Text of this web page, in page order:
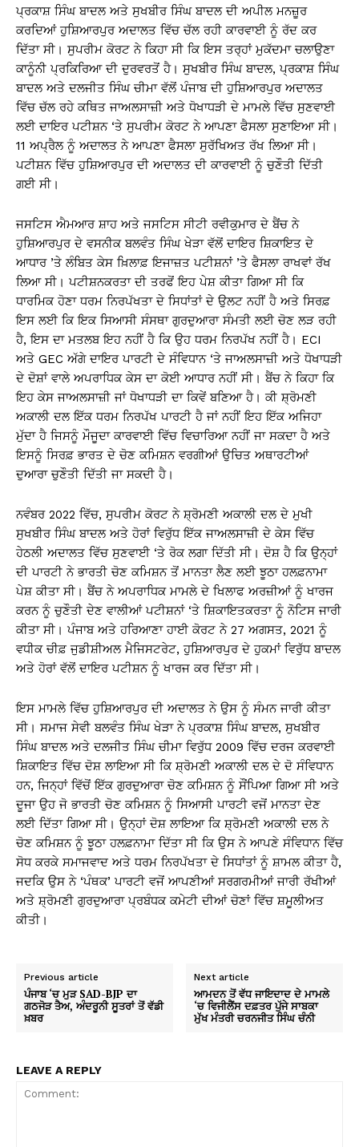
ਪ੍ਰਕਾਸ਼ ਸਿੰਘ ਬਾਦਲ ਅਤੇ ਸੁਖਬੀਰ ਸਿੰਘ ਬਾਦਲ ਦੀ ਅਪੀਲ ਮਨਜ਼ੂਰ
ਕਰਦਿਆਂ ਹੁਸ਼ਿਆਰਪੁਰ ਅਦਾਲਤ ਵਿੱਚ ਚੱਲ ਰਹੀ ਕਾਰਵਾਈ ਨੂੰ ਰੱਦ ਕਰ
ਦਿੱਤਾ ਸੀ। ਸੁਪਰੀਮ ਕੋਰਟ ਨੇ ਕਿਹਾ ਸੀ ਕਿ ਇਸ ਤਰ੍ਹਾਂ ਮੁਕੱਦਮਾ ਚਲਾਉਣਾ
ਕਾਨੂੰਨੀ ਪ੍ਰਕਿਰਿਆ ਦੀ ਦੁਰਵਰਤੋਂ ਹੈ। ਸੁਖਬੀਰ ਸਿੰਘ ਬਾਦਲ, ਪ੍ਰਕਾਸ਼ ਸਿੰਘ
ਬਾਦਲ ਅਤੇ ਦਲਜੀਤ ਸਿੰਘ ਚੀਮਾ ਵੱਲੋਂ ਪੰਜਾਬ ਦੀ ਹੁਸ਼ਿਆਰਪੁਰ ਅਦਾਲਤ
ਵਿੱਚ ਚੱਲ ਰਹੇ ਕਥਿਤ ਜਾਅਲਸਾਜ਼ੀ ਅਤੇ ਧੋਖਾਧੜੀ ਦੇ ਮਾਮਲੇ ਵਿੱਚ ਸੁਣਵਾਈ
ਲਈ ਦਾਇਰ ਪਟੀਸ਼ਨ ‘ਤੇ ਸੁਪਰੀਮ ਕੋਰਟ ਨੇ ਆਪਣਾ ਫੈਸਲਾ ਸੁਣਾਇਆ ਸੀ।
11 ਅਪ੍ਰੈਲ ਨੂੰ ਅਦਾਲਤ ਨੇ ਆਪਣਾ ਫੈਸਲਾ ਸੁਰੱਖਿਅਤ ਰੱਖ ਲਿਆ ਸੀ।
ਪਟੀਸ਼ਨ ਵਿੱਚ ਹੁਸ਼ਿਆਰਪੁਰ ਦੀ ਅਦਾਲਤ ਦੀ ਕਾਰਵਾਈ ਨੂੰ ਚੁਣੌਤੀ ਦਿੱਤੀ
ਗਈ ਸੀ।
ਜਸਟਿਸ ਐਮਆਰ ਸ਼ਾਹ ਅਤੇ ਜਸਟਿਸ ਸੀਟੀ ਰਵੀਕੁਮਾਰ ਦੇ ਬੈਂਚ ਨੇ
ਹੁਸ਼ਿਆਰਪੁਰ ਦੇ ਵਸਨੀਕ ਬਲਵੰਤ ਸਿੰਘ ਖੇੜਾ ਵੱਲੋਂ ਦਾਇਰ ਸ਼ਿਕਾਇਤ ਦੇ
ਆਧਾਰ ’ਤੇ ਲੰਬਿਤ ਕੇਸ ਖ਼ਿਲਾਫ਼ ਇਜਾਜ਼ਤ ਪਟੀਸ਼ਨਾਂ ’ਤੇ ਫੈਸਲਾ ਰਾਖਵਾਂ ਰੱਖ
ਲਿਆ ਸੀ। ਪਟੀਸ਼ਨਕਰਤਾ ਦੀ ਤਰਫੋਂ ਇਹ ਪੇਸ਼ ਕੀਤਾ ਗਿਆ ਸੀ ਕਿ
ਧਾਰਮਿਕ ਹੋਣਾ ਧਰਮ ਨਿਰਪੱਖਤਾ ਦੇ ਸਿਧਾਂਤਾਂ ਦੇ ਉਲਟ ਨਹੀਂ ਹੈ ਅਤੇ ਸਿਰਫ਼
ਇਸ ਲਈ ਕਿ ਇਕ ਸਿਆਸੀ ਸੰਸਥਾ ਗੁਰਦੁਆਰਾ ਸੰਮਤੀ ਲਈ ਚੋਣ ਲੜ ਰਹੀ
ਹੈ, ਇਸ ਦਾ ਮਤਲਬ ਇਹ ਨਹੀਂ ਹੈ ਕਿ ਉਹ ਧਰਮ ਨਿਰਪੱਖ ਨਹੀਂ ਹੈ। ECI
ਅਤੇ GEC ਅੱਗੇ ਦਾਇਰ ਪਾਰਟੀ ਦੇ ਸੰਵਿਧਾਨ ‘ਤੇ ਜਾਅਲਸਾਜ਼ੀ ਅਤੇ ਧੋਖਾਧੜੀ
ਦੇ ਦੋਸ਼ਾਂ ਵਾਲੇ ਅਪਰਾਧਿਕ ਕੇਸ ਦਾ ਕੋਈ ਆਧਾਰ ਨਹੀਂ ਸੀ। ਬੈਂਚ ਨੇ ਕਿਹਾ ਕਿ
ਇਹ ਕੇਸ ਜਾਅਲਸਾਜ਼ੀ ਜਾਂ ਧੋਖਾਧੜੀ ਦਾ ਕਿਵੇਂ ਬਣਿਆ ਹੈ। ਕੀ ਸ਼੍ਰੋਮਣੀ
ਅਕਾਲੀ ਦਲ ਇੱਕ ਧਰਮ ਨਿਰਪੱਖ ਪਾਰਟੀ ਹੈ ਜਾਂ ਨਹੀਂ ਇਹ ਇੱਕ ਅਜਿਹਾ
ਮੁੱਦਾ ਹੈ ਜਿਸਨੂੰ ਮੌਜੂਦਾ ਕਾਰਵਾਈ ਵਿੱਚ ਵਿਚਾਰਿਆ ਨਹੀਂ ਜਾ ਸਕਦਾ ਹੈ ਅਤੇ
ਇਸਨੂੰ ਸਿਰਫ਼ ਭਾਰਤ ਦੇ ਚੋਣ ਕਮਿਸ਼ਨ ਵਰਗੀਆਂ ਉਚਿਤ ਅਥਾਰਟੀਆਂ
ਦੁਆਰਾ ਚੁਣੌਤੀ ਦਿੱਤੀ ਜਾ ਸਕਦੀ ਹੈ।
ਨਵੰਬਰ 2022 ਵਿੱਚ, ਸੁਪਰੀਮ ਕੋਰਟ ਨੇ ਸ਼੍ਰੋਮਣੀ ਅਕਾਲੀ ਦਲ ਦੇ ਮੁਖੀ
ਸੁਖਬੀਰ ਸਿੰਘ ਬਾਦਲ ਅਤੇ ਹੋਰਾਂ ਵਿਰੁੱਧ ਇੱਕ ਜਾਅਲਸਾਜ਼ੀ ਦੇ ਕੇਸ ਵਿੱਚ
ਹੇਠਲੀ ਅਦਾਲਤ ਵਿੱਚ ਸੁਣਵਾਈ ‘ਤੇ ਰੋਕ ਲਗਾ ਦਿੱਤੀ ਸੀ। ਦੋਸ਼ ਹੈ ਕਿ ਉਨ੍ਹਾਂ
ਦੀ ਪਾਰਟੀ ਨੇ ਭਾਰਤੀ ਚੋਣ ਕਮਿਸ਼ਨ ਤੋਂ ਮਾਨਤਾ ਲੈਣ ਲਈ ਝੂਠਾ ਹਲਫ਼ਨਾਮਾ
ਪੇਸ਼ ਕੀਤਾ ਸੀ। ਬੈਂਚ ਨੇ ਅਪਰਾਧਿਕ ਮਾਮਲੇ ਦੇ ਖਿਲਾਫ ਅਰਜ਼ੀਆਂ ਨੂੰ ਖਾਰਜ
ਕਰਨ ਨੂੰ ਚੁਣੌਤੀ ਦੇਣ ਵਾਲੀਆਂ ਪਟੀਸ਼ਨਾਂ ‘ਤੇ ਸ਼ਿਕਾਇਤਕਰਤਾ ਨੂੰ ਨੋਟਿਸ ਜਾਰੀ
ਕੀਤਾ ਸੀ। ਪੰਜਾਬ ਅਤੇ ਹਰਿਆਣਾ ਹਾਈ ਕੋਰਟ ਨੇ 27 ਅਗਸਤ, 2021 ਨੂੰ
ਵਧੀਕ ਚੀਫ਼ ਜੁਡੀਸ਼ੀਅਲ ਮੈਜਿਸਟਰੇਟ, ਹੁਸ਼ਿਆਰਪੁਰ ਦੇ ਹੁਕਮਾਂ ਵਿਰੁੱਧ ਬਾਦਲ
ਅਤੇ ਹੋਰਾਂ ਵੱਲੋਂ ਦਾਇਰ ਪਟੀਸ਼ਨ ਨੂੰ ਖਾਰਜ ਕਰ ਦਿੱਤਾ ਸੀ।
ਇਸ ਮਾਮਲੇ ਵਿੱਚ ਹੁਸ਼ਿਆਰਪੁਰ ਦੀ ਅਦਾਲਤ ਨੇ ਉਸ ਨੂੰ ਸੰਮਨ ਜਾਰੀ ਕੀਤਾ
ਸੀ। ਸਮਾਜ ਸੇਵੀ ਬਲਵੰਤ ਸਿੰਘ ਖੇੜਾ ਨੇ ਪ੍ਰਕਾਸ਼ ਸਿੰਘ ਬਾਦਲ, ਸੁਖਬੀਰ
ਸਿੰਘ ਬਾਦਲ ਅਤੇ ਦਲਜੀਤ ਸਿੰਘ ਚੀਮਾ ਵਿਰੁੱਧ 2009 ਵਿੱਚ ਦਰਜ ਕਰਵਾਈ
ਸ਼ਿਕਾਇਤ ਵਿੱਚ ਦੋਸ਼ ਲਾਇਆ ਸੀ ਕਿ ਸ਼੍ਰੋਮਣੀ ਅਕਾਲੀ ਦਲ ਦੇ ਦੋ ਸੰਵਿਧਾਨ
ਹਨ, ਜਿਨ੍ਹਾਂ ਵਿੱਚੋਂ ਇੱਕ ਗੁਰਦੁਆਰਾ ਚੋਣ ਕਮਿਸ਼ਨ ਨੂੰ ਸੌਂਪਿਆ ਗਿਆ ਸੀ ਅਤੇ
ਦੂਜਾ ਉਹ ਜੋ ਭਾਰਤੀ ਚੋਣ ਕਮਿਸ਼ਨ ਨੂੰ ਸਿਆਸੀ ਪਾਰਟੀ ਵਜੋਂ ਮਾਨਤਾ ਦੇਣ
ਲਈ ਦਿੱਤਾ ਗਿਆ ਸੀ। ਉਨ੍ਹਾਂ ਦੋਸ਼ ਲਾਇਆ ਕਿ ਸ਼੍ਰੋਮਣੀ ਅਕਾਲੀ ਦਲ ਨੇ
ਚੋਣ ਕਮਿਸ਼ਨ ਨੂੰ ਝੂਠਾ ਹਲਫ਼ਨਾਮਾ ਦਿੱਤਾ ਸੀ ਕਿ ਉਸ ਨੇ ਆਪਣੇ ਸੰਵਿਧਾਨ ਵਿੱਚ
ਸੋਧ ਕਰਕੇ ਸਮਾਜਵਾਦ ਅਤੇ ਧਰਮ ਨਿਰਪੱਖਤਾ ਦੇ ਸਿਧਾਂਤਾਂ ਨੂੰ ਸ਼ਾਮਲ ਕੀਤਾ ਹੈ,
ਜਦਕਿ ਉਸ ਨੇ ‘ਪੰਥਕ’ ਪਾਰਟੀ ਵਜੋਂ ਆਪਣੀਆਂ ਸਰਗਰਮੀਆਂ ਜਾਰੀ ਰੱਖੀਆਂ
ਅਤੇ ਸ਼੍ਰੋਮਣੀ ਗੁਰਦੁਆਰਾ ਪ੍ਰਬੰਧਕ ਕਮੇਟੀ ਦੀਆਂ ਚੋਣਾਂ ਵਿੱਚ ਸ਼ਮੂਲੀਅਤ
ਕੀਤੀ।
Previous article
ਪੰਜਾਬ ‘ਚ ਮੁੜ SAD-BJP ਦਾ
ਗਠਜੋੜ ਤੈਅ, ਅੰਦਰੂਨੀ ਸੂਤਰਾਂ ਤੋਂ ਵੱਡੀ
ਖ਼ਬਰ
Next article
ਆਮਦਨ ਤੋਂ ਵੱਧ ਜਾਇਦਾਦ ਦੇ ਮਾਮਲੇ
‘ਚ ਵਿਜੀਲੈਂਸ ਦਫ਼ਤਰ ਪੁੱਜੇ ਸਾਬਕਾ
ਮੁੱਖ ਮੰਤਰੀ ਚਰਨਜੀਤ ਸਿੰਘ ਚੰਨੀ
LEAVE A REPLY